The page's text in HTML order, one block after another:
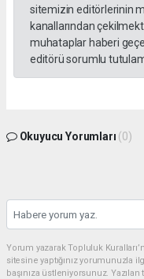
sitemizin editörlerinin
kanallarından
muhataplar haberi
editörü sorumlu
Okuyucu Yorumları (0)
Yorum yazarak Topluluk
sitesine yaptığınız yorumunuzla
başınıza üstleniyorsunuz.